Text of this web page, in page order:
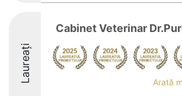
Laureați
Cabinet Veterinar
Arată